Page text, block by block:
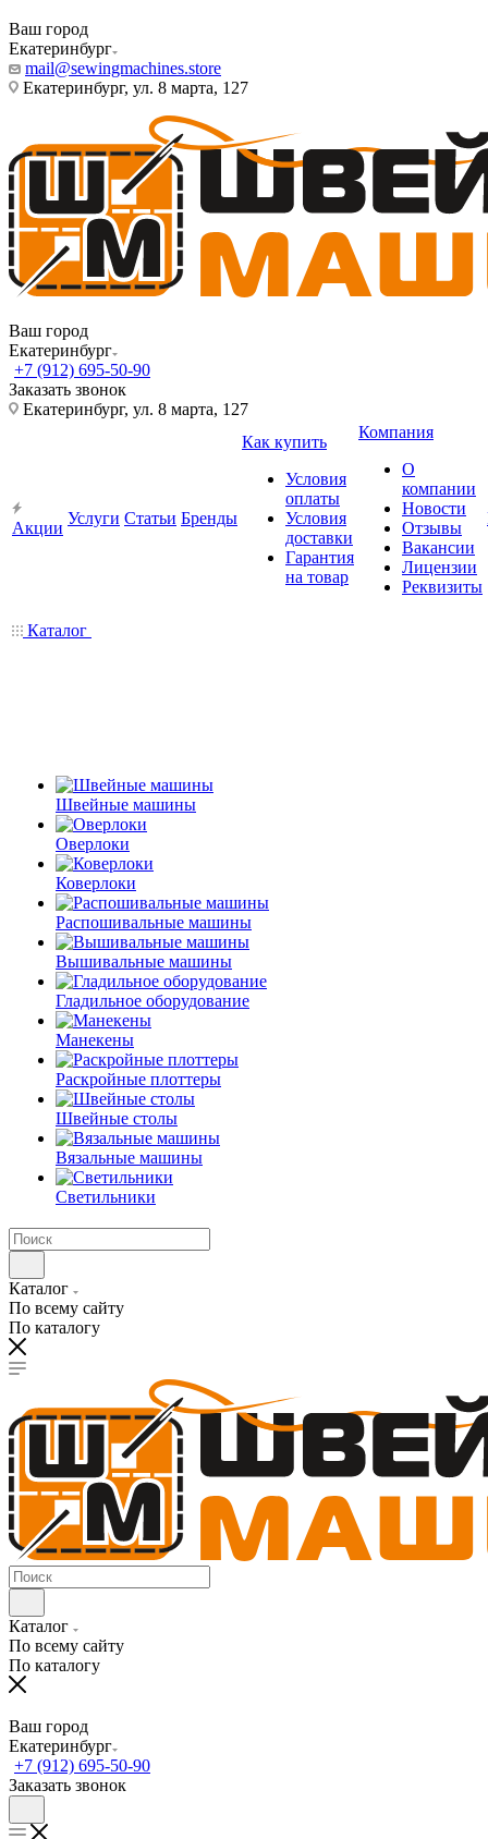
Ваш город
Екатеринбург
mail@sewingmachines.store
Екатеринбург, ул. 8 марта, 127
Ваш город
Екатеринбург
+7 (912) 695-50-90
Заказать звонок
Екатеринбург, ул. 8 марта, 127
Акции
Услуги Статьи Бренды
Как купить
Условия
оплаты
Условия
доставки
Гарантия
на товар
Компания
О
компании
Новости
Отзывы
Вакансии
Лицензии
Реквизиты
Каталог
Швейные машины
Оверлоки
Коверлоки
Распошивальные машины
Вышивальные машины
Гладильное оборудование
Манекены
Раскройные плоттеры
Швейные столы
Вязальные машины
Светильники
Каталог
По всему сайту
По каталогу
Каталог
По всему сайту
По каталогу
Ваш город
Екатеринбург
+7 (912) 695-50-90
Заказать звонок